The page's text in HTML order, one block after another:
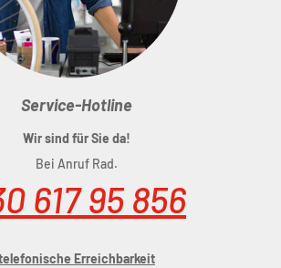
Service-Hotline
Wir sind für Sie da!
Bei Anruf Rad.
617 95 856
Erreichbarkeit